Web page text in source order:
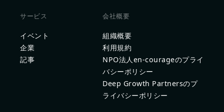
サービス
イベント
企業
記事
会社概要
組織概要
利用規約
NPO法人en-courageのプライ
バシーポリシー
Deep Growth Partnersのプ
ライバシーポリシー